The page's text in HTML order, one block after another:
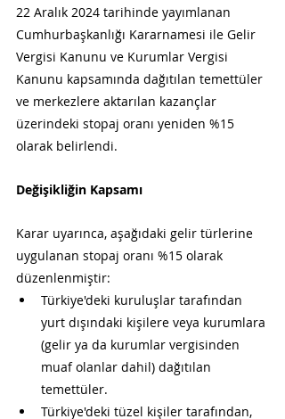
22 Aralık 2024 tarihinde yayımlanan
Cumhurbaşkanlığı Kararnamesi ile Gelir
Vergisi Kanunu ve Kurumlar Vergisi
Kanunu kapsamında dağıtılan temettüler
ve merkezlere aktarılan kazançlar
üzerindeki stopaj oranı yeniden %15
olarak belirlendi.
Değişikliğin Kapsamı
Karar uyarınca, aşağıdaki gelir türlerine
uygulanan stopaj oranı %15 olarak
düzenlenmiştir:
Türkiye'deki kuruluşlar tarafından
yurt dışındaki kişilere veya kurumlara
(gelir ya da kurumlar vergisinden
muaf olanlar dahil) dağıtılan
temettüler.
Türkiye'deki tüzel kişiler tarafından,